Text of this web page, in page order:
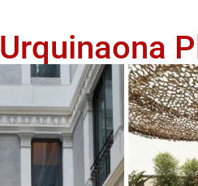
Urquinaona